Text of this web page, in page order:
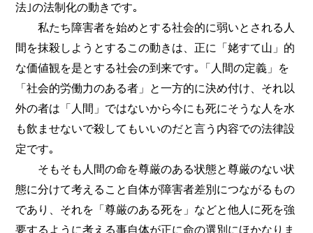
法｣の法制化の動きです｡
私たち障害者を始めとする社会的に弱いとされる人
間を抹殺しようとするこの動きは、正に「姥すて山」的
な価値観を是とする社会の到来です｡「人間の定義」を
「社会的労働力のある者」と一方的に決め付け、それ以
外の者は「人間」ではないから今にも死にそうな人を水
も飲ませないで殺してもいいのだと言う内容での法律設
定です｡
そもそも人間の命を尊厳のある状態と尊厳のない状
態に分けて考えること自体が障害者差別につながるもの
であり、それを「尊厳のある死を」などと他人に死を強
要するように考える事自体が正に命の選別にほかなりま